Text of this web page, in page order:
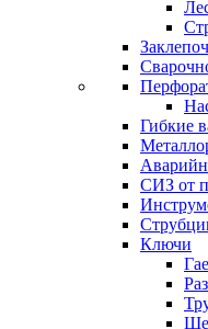
Гибкие
СИЗ от
Ключи